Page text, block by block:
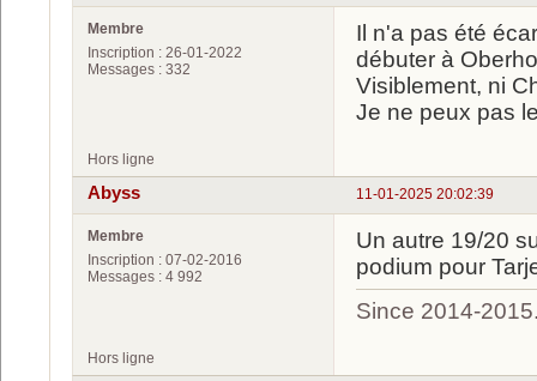
Membre
Inscription : 26-01-2022
Messages : 332
Il n'a pas été
débuter à
Visiblement, ni
Je ne peux pas
Hors ligne
11-01-2025 20:02:39
Abyss
Membre
Inscription : 07-02-2016
Messages : 4 992
Un autre 19/20
podium pour
Since 2014-
Hors ligne